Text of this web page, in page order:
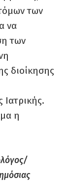
των
να
των
διοίκησης
Ιατρικής.
η